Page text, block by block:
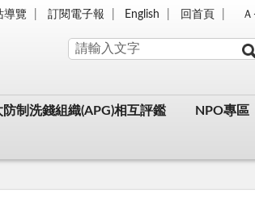
導覽 訂閱電子報 English 回首頁
防制洗錢組織(APG)相互評鑑 NPO專區